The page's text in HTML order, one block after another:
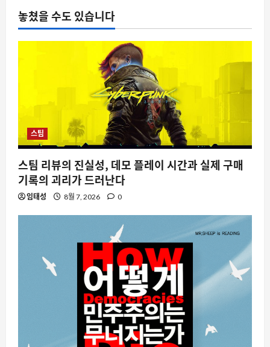
현대차·기아, 레드닷 17관왕으로 증명된
브랜드 경험의 진화
8월 7, 2026
놓쳤을 수도 있습니다
스팀
스팀 리뷰의 진실성, 데모 플레이 시간과 실제 구매
기록의 괴리가 드러난다
임태성 8월 7, 2026 0